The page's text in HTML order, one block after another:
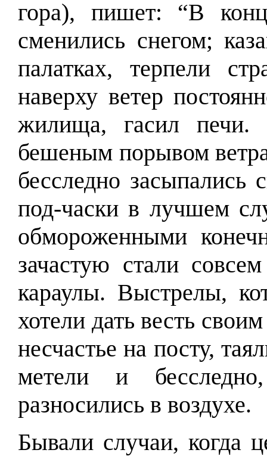
гора), пишет: “В
сменились снегом;
палатках, терпели
наверху ветер
жилища, гасил печи.
бешеным порывом
бесследно засыпались
под-часки в лучшем
обмороженными
зачастую стали
караулы. Выстрелы,
хотели дать весть
несчастье на посту,
метели и
разносились в воздухе.
Бывали случаи, когда